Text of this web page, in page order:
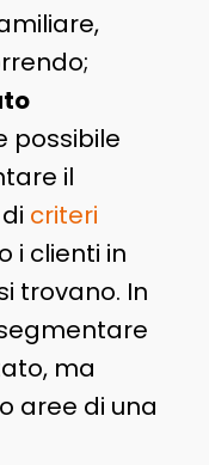
possibile
il
criteri
i clienti in
trovano. In
ma
aree di una